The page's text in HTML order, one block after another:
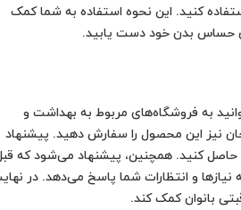
کنید. این نحوه استفاده به شما کمک
حساس بدن خود دست یابید.
به فروشگاه‌های مربوط به بهداشت و
جان نیز این محصول را سفارش دهید. پیشنهاد
حاصل کنید. همچنین، پیشنهاد می‌شود که
و انتظارات شما پاسخ می‌دهد. در
بانوان کمک کند.